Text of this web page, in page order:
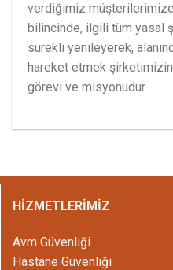
verdiğimiz müşterilerimize
bilincinde, ilgili tüm yasal
sürekli yenileyerek,
hareket etmek şirketimizin
görevi ve misyonudur.
HİZMETLERİMİZ
Avm Güvenliği
Hastane Güvenliği